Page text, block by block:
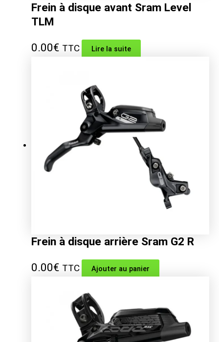
Frein à disque avant Sram Level
TLM
0.00€ TTC Lire la suite
Frein à disque arrière Sram G2 R
0.00€ TTC Ajouter au panier